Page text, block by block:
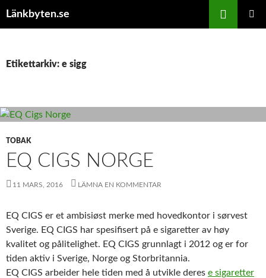
Länkbyten.se
Etikettarkiv: e sigg
TOBAK
EQ CIGS NORGE
11 MARS, 2016 LÄMNA EN KOMMENTAR
EQ CIGS er et ambisiøst merke med hovedkontor i sørvest
Sverige. EQ CIGS har spesifisert på e sigaretter av høy
kvalitet og pålitelighet. EQ CIGS grunnlagt i 2012 og er for
tiden aktiv i Sverige, Norge og Storbritannia.
EQ CIGS arbeider hele tiden med å utvikle deres e sigaretter